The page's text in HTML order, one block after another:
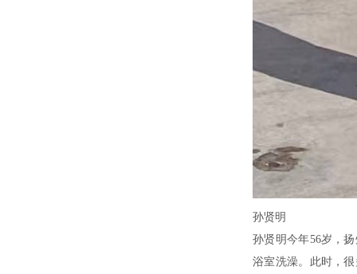
孙贤明
孙贤明今年56岁，
浴室洗澡。此时，